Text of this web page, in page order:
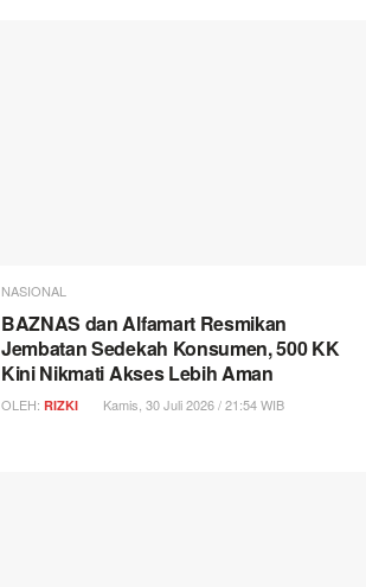
NASIONAL
BAZNAS dan Alfamart Resmikan
Jembatan Sedekah Konsumen, 500 KK
Kini Nikmati Akses Lebih Aman
OLEH: RIZKI Kamis, 30 Juli 2026 / 21:54 WIB